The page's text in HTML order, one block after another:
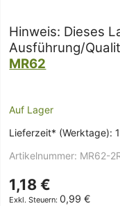
Hinweis: Dieses
Ausführung/
MR62
Auf Lager
Lieferzeit* (Werktage):
Artikelnummer MR62-
1,18 €
0,99 €